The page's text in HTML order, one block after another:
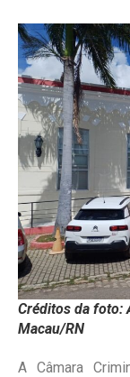
Créditos da foto:
Macau/RN
A Câmara